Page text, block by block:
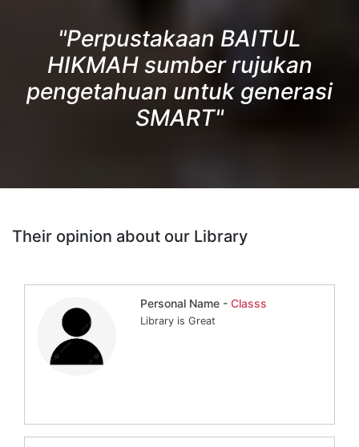
"Perpustakaan BAITUL
HIKMAH sumber rujukan
pengetahuan untuk generasi
SMART"
Their opinion about our Library
Personal Name - Classs
Library is Great